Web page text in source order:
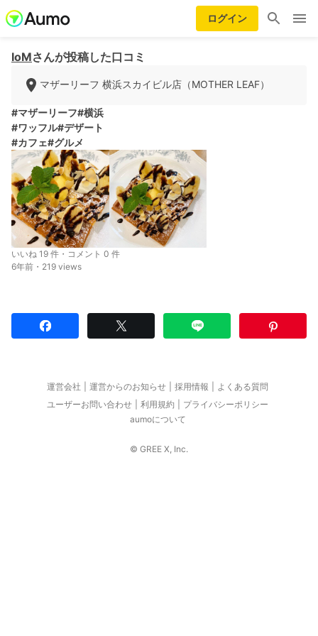
ログイン
IoMさんが投稿した口コミ
マザーリーフ 横浜スカイビル店（MOTHER LEAF）
#マザーリーフ#横浜
#ワッフル#デザート
#カフェ#グルメ
いいね 19 件・コメント 0 件
6年前・219 views
運営会社 運営からのお知らせ 採用情報
よくある質問
ユーザーお問い合わせ
利用規約
プライバシーポリシー
aumoについて
© GREE X, Inc.